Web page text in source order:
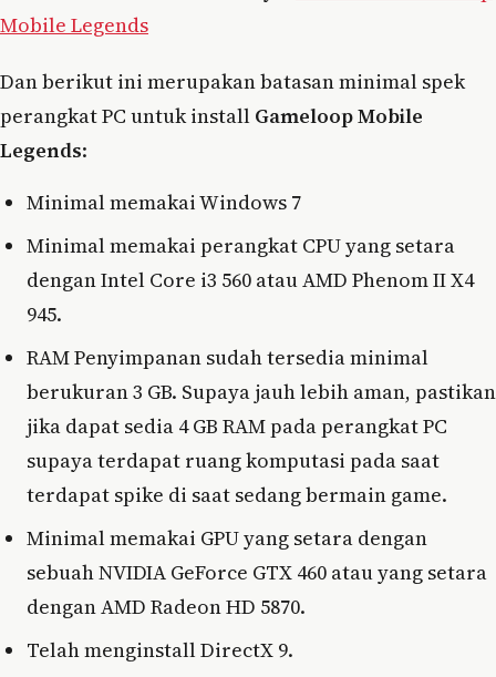
Mobile Legends
Dan berikut ini merupakan batasan minimal spek
perangkat PC untuk install Gameloop Mobile
Legends:
Minimal memakai Windows 7
Minimal memakai perangkat CPU yang setara
dengan Intel Core i3 560 atau AMD Phenom II X4
945.
RAM Penyimpanan sudah tersedia minimal
berukuran 3 GB. Supaya jauh lebih aman, pastikan
jika dapat sedia 4 GB RAM pada perangkat PC
supaya terdapat ruang komputasi pada saat
terdapat spike di saat sedang bermain game.
Minimal memakai GPU yang setara dengan
sebuah NVIDIA GeForce GTX 460 atau yang setara
dengan AMD Radeon HD 5870.
Telah menginstall DirectX 9.